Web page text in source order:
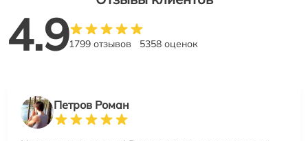
4.91799 отзывов 5358 оценок
Петров Роман